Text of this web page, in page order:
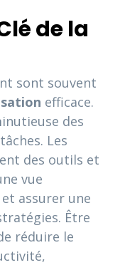
de la
sont souvent
efficace.
des
Les
des outils et
vue
assurer une
Être
réduire le